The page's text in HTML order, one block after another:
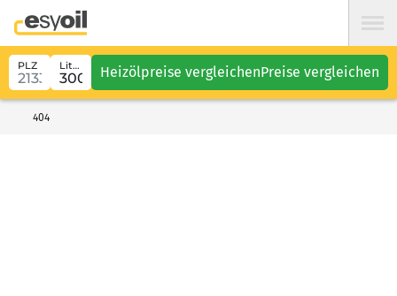
PLZ Liter Heizölpreise vergleichenPreise vergleichen
404